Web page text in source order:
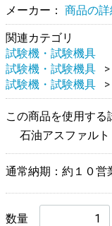
メーカー： 商品の
関連カテゴリ
試験機・試験機具
試験機・試験機具
試験機・試験機具
この商品を使用する
石油アスファル
通常納期：約１０営
数量